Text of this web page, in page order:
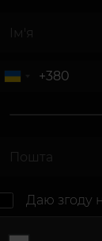
Даю згоду